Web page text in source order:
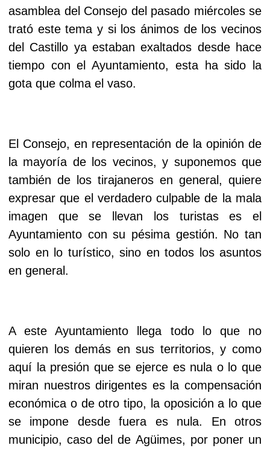
asamblea del Consejo del pasado miércoles se
trató este tema y si los ánimos de los vecinos
del Castillo ya estaban exaltados desde hace
tiempo con el Ayuntamiento, esta ha sido la
gota que colma el vaso.
El Consejo, en representación de la opinión de
la mayoría de los vecinos, y suponemos que
también de los tirajaneros en general, quiere
expresar que el verdadero culpable de la mala
imagen que se llevan los turistas es el
Ayuntamiento con su pésima gestión. No tan
solo en lo turístico, sino en todos los asuntos
en general.
A este Ayuntamiento llega todo lo que no
quieren los demás en sus territorios, y como
aquí la presión que se ejerce es nula o lo que
miran nuestros dirigentes es la compensación
económica o de otro tipo, la oposición a lo que
se impone desde fuera es nula.
En otros
municipio, caso del de Agüimes, por poner un